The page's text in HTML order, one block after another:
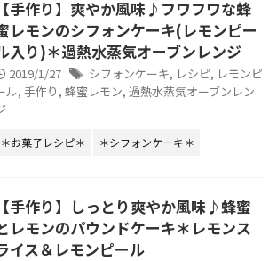
【手作り】爽やか風味♪フワフワな蜂
レモンのシフォンケーキ(レモンピー
入り)＊過熱水蒸気オーブンレンジ
2019/1/27 シフォンケーキ, レシピ, レモンピ
ル, 手作り , 蜂蜜レモン, 過熱水蒸気オーブンレン
＊お菓子レシピ＊ ＊シフォンケーキ＊
【手作り】しっとり爽やか風味♪蜂蜜
レモンのパウンドケーキ＊レモンス
イス＆レモンピール